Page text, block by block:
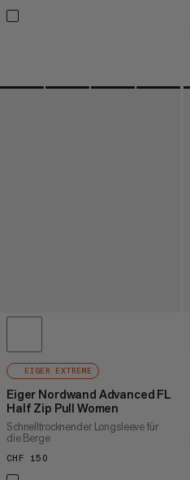
EIGER EXTREME
Eiger Nordwand Advanced FL
Half Zip Pull Women
Schnelltrocknender Longsleeve für
die Berge
CHF 150